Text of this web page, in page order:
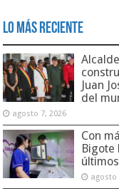
Lo Más Reciente
Juan
del
agosto 7, 2026
Con
Bigote
agosto